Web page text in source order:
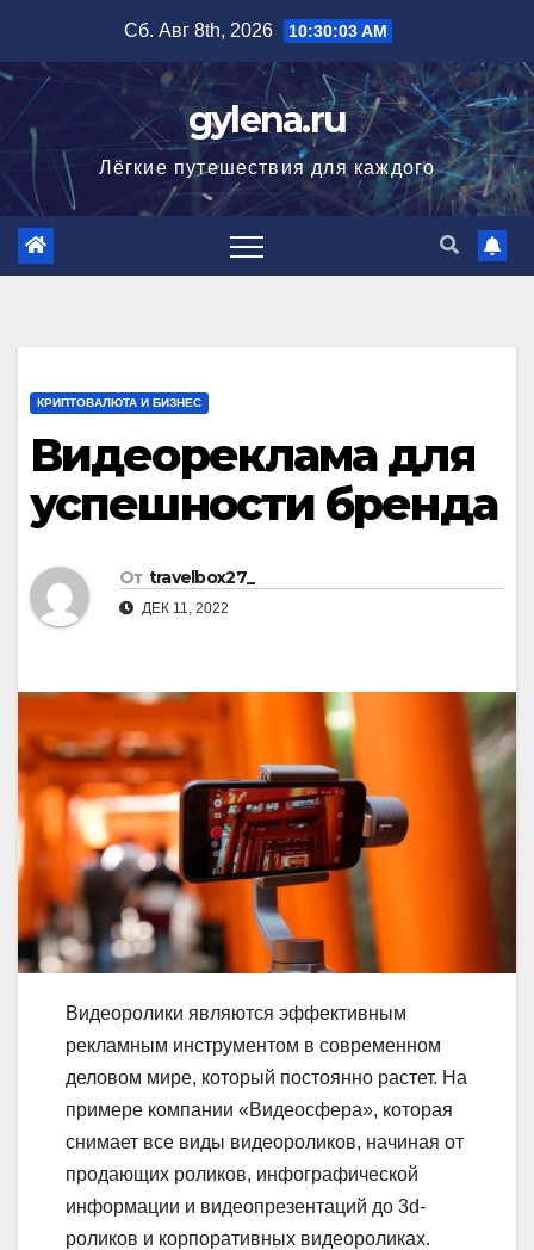
содержимому
Сб. Авг 8th, 2026 10:30:04 AM
gylena.ru
Лёгкие путешествия для каждого
КРИПТОВАЛЮТА И БИЗНЕС
Видеореклама для
успешности бренда
От travelbox27_
ДЕК 11, 2022
Видеоролики являются эффективным
рекламным инструментом в современном
деловом мире, который постоянно растет. На
примере компании «Видеосфера», которая
снимает все виды видеороликов, начиная от
продающих роликов, инфографической
информации и видеопрезентаций до 3d-
роликов и корпоративных видеороликах.